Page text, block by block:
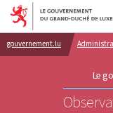
gouvernement.lu
Le